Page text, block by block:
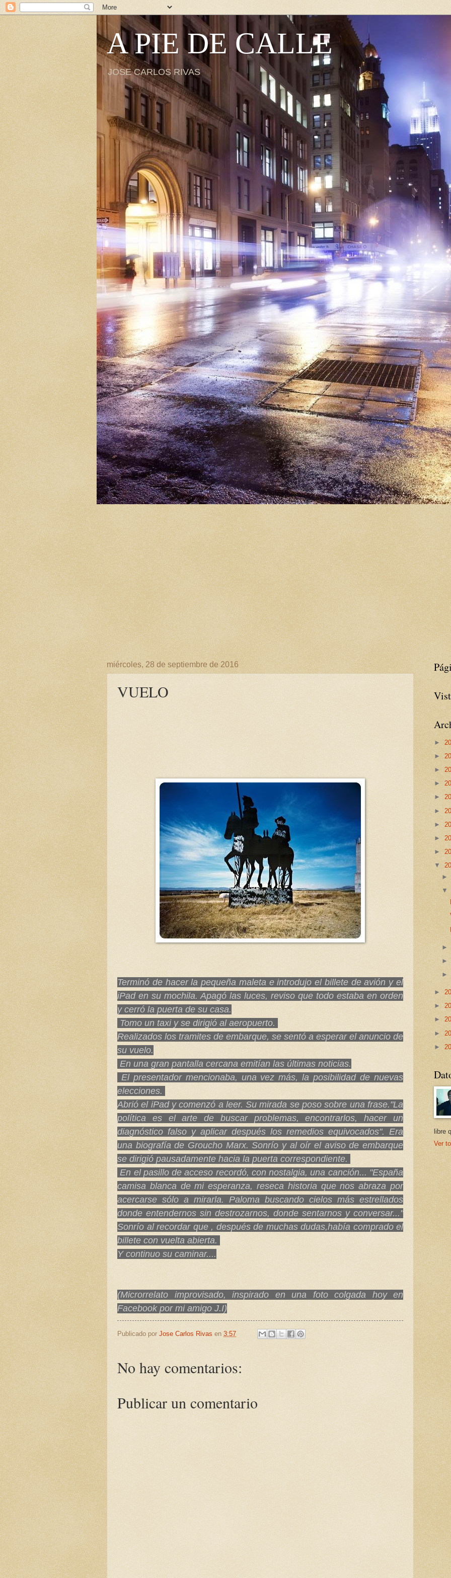
A PIE DE CALLE
JOSE CARLOS RIVAS
miércoles, 28 de septiembre de 2016
VUELO
Terminó de hacer la pequeña maleta e introdujo el billete de avión y el
iPad en su mochila. Apagó las luces, reviso que todo estaba en orden
y cerró la puerta de su casa.
Tomo un taxi y se dirigió al aeropuerto.
Realizados los tramites de embarque, se sentó a esperar el anuncio de
su vuelo.
En una gran pantalla cercana emitían las últimas noticias.
El presentador mencionaba, una vez más, la posibilidad de nuevas
elecciones.
Abrió el iPad y comenzó a leer. Su mirada se poso sobre una frase."La
política es el arte de buscar problemas, encontrarlos, hacer un
diagnóstico falso y aplicar después los remedios equivocados". Era
una biografía de Groucho Marx. Sonrío y al oír el aviso de embarque
se dirigió pausadamente hacia la puerta correspondiente.
En el pasillo de acceso recordó, con nostalgia, una canción... "España
camisa blanca de mi esperanza, reseca historia que nos abraza por
acercarse sólo a mirarla. Paloma buscando cielos más estrellados
donde entendernos sin destrozarnos, donde sentarnos y conversar..."
Sonrío al recordar que , después de muchas dudas,había comprado el
billete con vuelta abierta.
Y continuo su caminar....
(Microrrelato improvisado, inspirado en una foto colgada hoy en
Facebook por mi amigo J.I)
Publicado por Jose Carlos Rivas en 3:57
No hay comentarios:
Publicar un comentario
►
►
►
►
►
►
►
►
►
▼
►
►
►
►
►
libre
Ver